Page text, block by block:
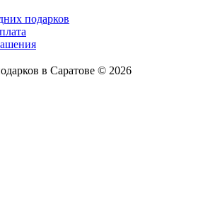
подарков
в Саратове © 2026